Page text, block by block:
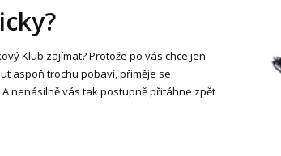
Klub zajímat? Protože po vás chce jen
aspoň trochu pobaví, přiměje se
nenásilně vás tak postupně přitáhne zpět